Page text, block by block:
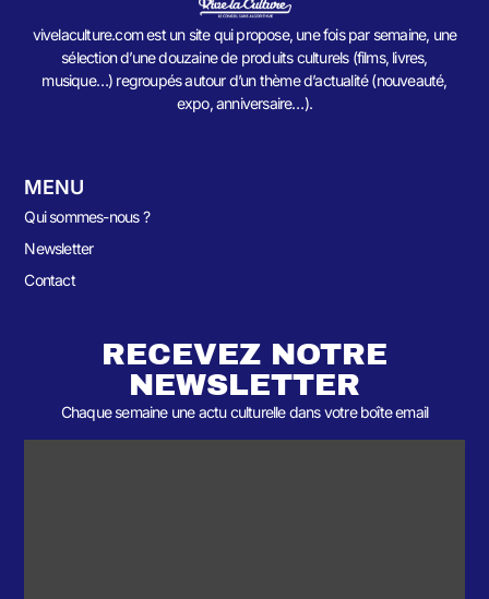
vivelaculture.com est un site qui propose, une fois par semaine, une
sélection d’une douzaine de produits culturels (films, livres,
musique…) regroupés autour d’un thème d’actualité (nouveauté,
expo, anniversaire…).
MENU
Qui sommes-nous ?
Newsletter
Contact
RECEVEZ NOTRE
NEWSLETTER
Chaque semaine une actu culturelle dans votre boîte email